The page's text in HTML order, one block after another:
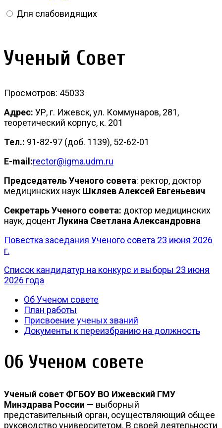
Для слабовидящих
Ученый Совет
Просмотров: 45033
Адрес: УР, г. Ижевск, ул. Коммунаров, 281,
теоретический корпус, к. 201
Тел.: 91-82-97 (доб. 1139), 52-62-01
E-mail:rector@igma.udm.ru
Председатель Ученого cовета: ректор, доктор
медицинских наук Шкляев Алексей Евгеньевич
Секретарь Ученого cовета: доктор медицинских
наук, доцентЛукина Светлана Александровна
Повестка заседания Ученого совета 23 июня 2026
г.
Список кандидатур на конкурс и выборы 23 июня
2026 года
Об Ученом cовете
План работы
Присвоение ученых званий
Документы к переизбранию на должность
Об Ученом cовете
Ученый cовет ФГБОУ ВО Ижевский ГМУ
Минздрава России — выборный
представительный орган, осуществляющий общее
руководство университетом. В своей деятельности